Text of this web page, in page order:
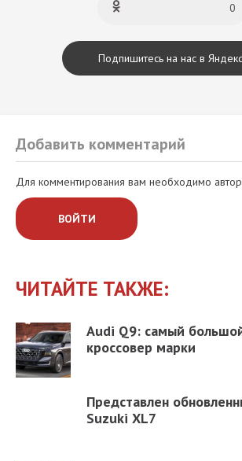
0
Подпишитесь на нас в
Добавить комментарий
Для комментирования вам необходимо
ВОЙТИ
ЧИТАЙТЕ ТАКЖЕ:
Audi Q9: самый
кроссовер марки
Представлен
Suzuki XL7